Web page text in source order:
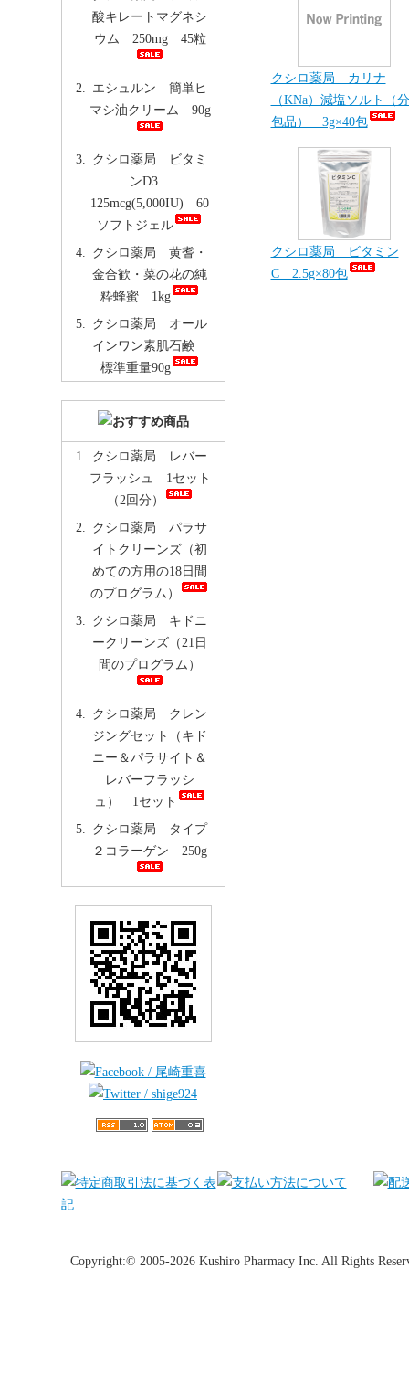
クシロ薬局 カリナ
（KNa）減塩ソルト（分
包品） 3g×40包
クシロ薬局 ビタミン
C 2.5g×80包
酸キレートマグネシ
ウム 250mg 45粒
エシュルン 簡単ヒ
マシ油クリーム 90g
クシロ薬局 ビタミ
ンD3
125mcg(5,000IU) 60
ソフトジェル
クシロ薬局 黄耆・
金合歓・菜の花の純
粋蜂蜜 1kg
クシロ薬局 オール
インワン素肌石鹸
標準重量90g
クシロ薬局 レバー
フラッシュ 1セット
（2回分）
クシロ薬局 パラサ
イトクリーンズ（初
めての方用の18日間
のプログラム）
クシロ薬局 キドニ
ークリーンズ（21日
間のプログラム）
クシロ薬局 クレン
ジングセット（キド
ニー＆パラサイト＆
レバーフラッシ
ュ） 1セット
クシロ薬局 タイプ
２コラーゲン 250g
Copyright:© 2005-2026 Kushiro Pharmacy Inc. All Rights